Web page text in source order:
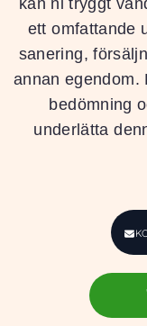
kan ni tryggt
ett omfattande
sanering,
annan egendom.
bedömning
underlätta